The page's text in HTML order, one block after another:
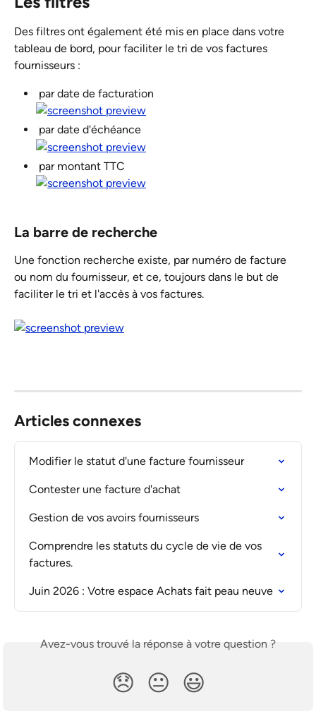
Des filtres ont également été mis en place dans votre
tableau de bord, pour faciliter le tri de vos factures
fournisseurs :
par date de facturation
par date d'échéance
par montant TTC
La barre de recherche
Une fonction recherche existe, par numéro de facture
ou nom du fournisseur, et ce, toujours dans le but de
faciliter le tri et l'accès à vos factures.
Articles connexes
Modifier le statut d'une facture fournisseur
Contester une facture d'achat
Gestion de vos avoirs fournisseurs
Comprendre les statuts du cycle de vie de vos
factures.
Juin 2026 : Votre espace Achats fait peau neuve
Avez-vous trouvé la réponse à votre question ?
😞 😐 😃